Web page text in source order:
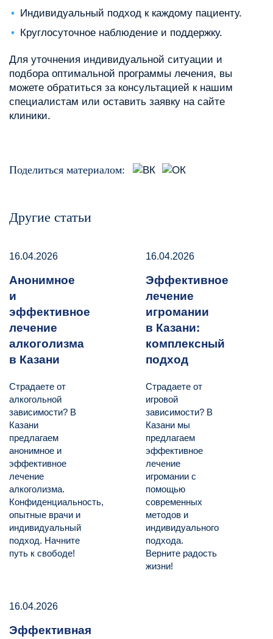
Индивидуальный подход к каждому пациенту.
Круглосуточное наблюдение и поддержку.
Для уточнения индивидуальной ситуации и
подбора оптимальной программы лечения, вы
можете обратиться за консультацией к нашим
специалистам или оставить заявку на сайте
клиники.
Поделиться материалом:
Другие статьи
16.04.2026
Анонимное
и
эффективное
лечение
алкоголизма
в Казани
Страдаете от
алкогольной
зависимости? В
Казани
предлагаем
анонимное и
эффективное
лечение
алкоголизма.
Конфиденциальность,
опытные врачи и
индивидуальный
подход. Начните
путь к свободе!
16.04.2026
Эффективное
лечение
игромании
в Казани:
комплексный
подход
Страдаете от
игровой
зависимости? В
Казани мы
предлагаем
эффективное
лечение
игромании с
помощью
современных
методов и
индивидуального
подхода.
Верните радость
жизни!
16.04.2026
Эффективная